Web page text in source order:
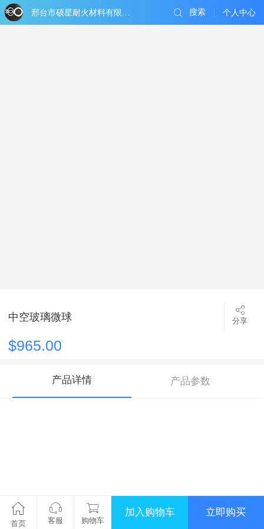
邢台市硕星耐火材料有限公司 个人中心
搜索
中空玻璃微球 分享
$965.00
产品详情 产品参数
首页 客服 购物车
加入购物车 立即购买